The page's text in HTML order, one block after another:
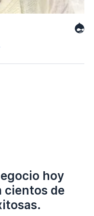
hoy
cientos de